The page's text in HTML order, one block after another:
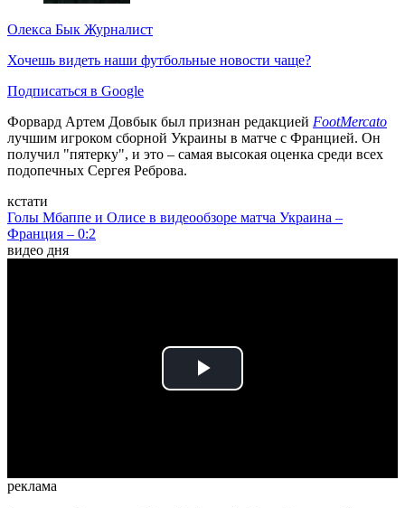
Олекса Бык Журналист
Хочешь видеть наши футбольные новости чаще?
Подписаться в Google
Форвард Артем Довбык был признан редакцией FootMercato
лучшим игроком сборной Украины в матче с Францией. Он
получил "пятерку", и это – самая высокая оценка среди всех
подопечных Сергея Реброва.
кстати
Голы Мбаппе и Олисе в видеообзоре матча Украина –
Франция – 0:2
видео дня
Play
реклама